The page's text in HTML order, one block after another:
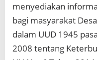
menyediakan
bagi masyarakat
dalam UUD 1945
2008 tentang